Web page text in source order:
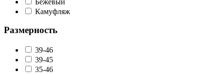
Камуфляж
Размерность
39-46
39-45
35-46